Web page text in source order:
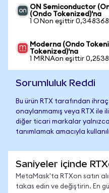
ON Semiconductor
(Ondo Tokenized)'na
1 ONon eşittir 0,348368
Moderna (Ondo
Tokenized)'na
1 MRNAon eşittir
Sorumluluk Reddi
Bu ürün RTX tarafından
onaylanmamış veya RTX ile
diğer ticari markalar
tanımlamak amacıyla
Saniyeler içinde
MetaMask'ta RTXon satın
takas edin ve değiştirin. En